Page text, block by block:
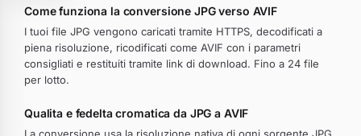
Come funziona la conversione JPG verso AVIF
I tuoi file JPG vengono caricati tramite HTTPS, decodificati a
piena risoluzione, ricodificati come AVIF con i parametri
consigliati e restituiti tramite link di download. Fino a 24 file
per lotto.
Qualita e fedelta cromatica da JPG a AVIF